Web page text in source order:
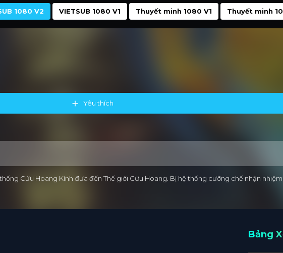
1080 V2
VIETSUB 1080 V1 Thuyết minh 1080 V1 Thuyết minh
Yêu thích
Cửu Hoang Kính đưa đến Thế giới Cửu Hoang. Bị hệ thống cưỡng chế nhận nhiệm
Bảng